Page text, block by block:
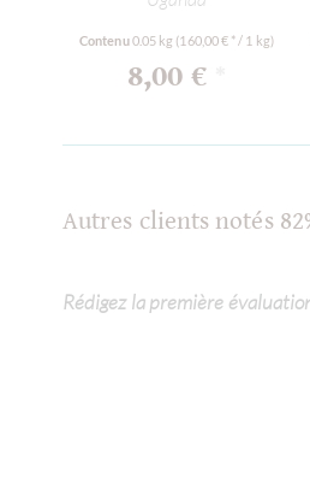
Contenu0.05 kg (160,00 € * / 1 kg)
8,00 €
Autres clients notés
Rédigez la première